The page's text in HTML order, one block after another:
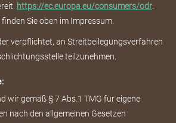
https://ec.europa.eu/consumers/odr
Sie oben im Impressum.
verpflichtet, an Streitbeilegungsverfahren
teilzunehmen.
wir gemäß § 7 Abs.1 TMG für eigene
nach den allgemeinen Gesetzen